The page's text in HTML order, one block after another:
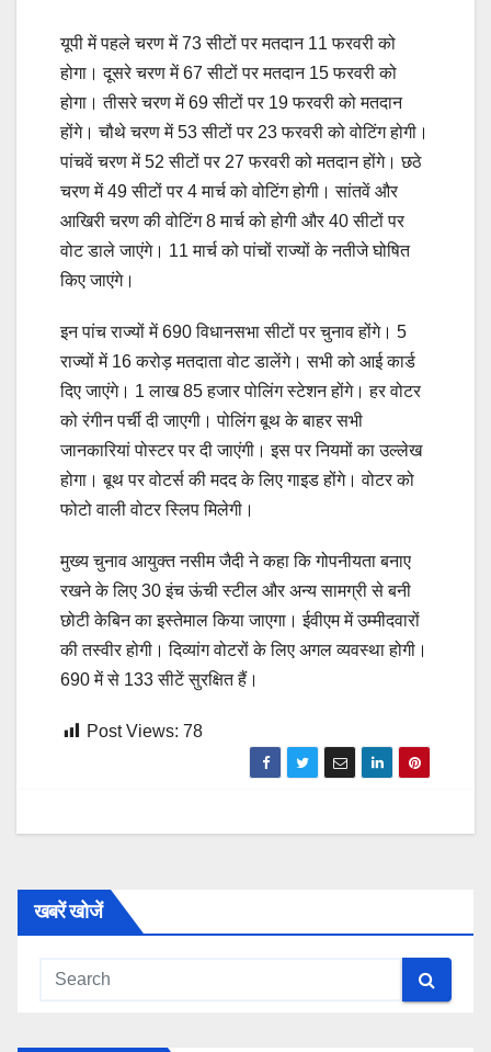
यूपी में पहले चरण में 73 सीटों पर मतदान 11 फरवरी को
होगा। दूसरे चरण में 67 सीटों पर मतदान 15 फरवरी को
होगा। तीसरे चरण में 69 सीटों पर 19 फरवरी को मतदान
होंगे। चौथे चरण में 53 सीटों पर 23 फरवरी को वोटिंग होगी।
पांचवें चरण में 52 सीटों पर 27 फरवरी को मतदान होंगे। छठे
चरण में 49 सीटों पर 4 मार्च को वोटिंग होगी। सांतवें और
आखिरी चरण की वोटिंग 8 मार्च को होगी और 40 सीटों पर
वोट डाले जाएंगे। 11 मार्च को पांचों राज्यों के नतीजे घोषित
किए जाएंगे।
इन पांच राज्यों में 690 विधानसभा सीटों पर चुनाव होंगे। 5
राज्यों में 16 करोड़ मतदाता वोट डालेंगे। सभी को आई कार्ड
दिए जाएंगे। 1 लाख 85 हजार पोलिंग स्टेशन होंगे। हर वोटर
को रंगीन पर्ची दी जाएगी। पोलिंग बूथ के बाहर सभी
जानकारियां पोस्टर पर दी जाएंगी। इस पर नियमों का उल्लेख
होगा। बूथ पर वोटर्स की मदद के लिए गाइड होंगे। वोटर को
फोटो वाली वोटर स्लिप मिलेगी।
मुख्य चुनाव आयुक्त नसीम जैदी ने कहा कि गोपनीयता बनाए
रखने के लिए 30 इंच ऊंची स्टील और अन्य सामग्री से बनी
छोटी केबिन का इस्तेमाल किया जाएगा। ईवीएम में उम्मीदवारों
की तस्वीर होगी। दिव्यांग वोटरों के लिए अगल व्यवस्था होगी।
690 में से 133 सीटें सुरक्षित हैं।
Post Views: 78
खबरें खोजें